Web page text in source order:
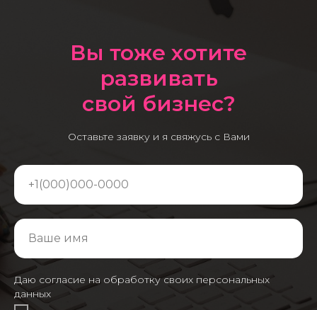
Вы тоже хотите
развивать
свой бизнес?
Оставьте заявку и я свяжусь с Вами
Даю согласие на обработку своих персональных
данных